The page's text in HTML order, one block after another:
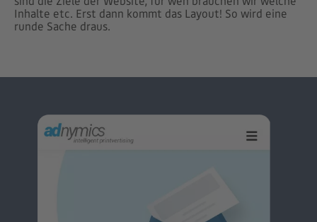
Inhalte etc. Erst dann kommt das Layout! So wird eine
runde Sache draus.